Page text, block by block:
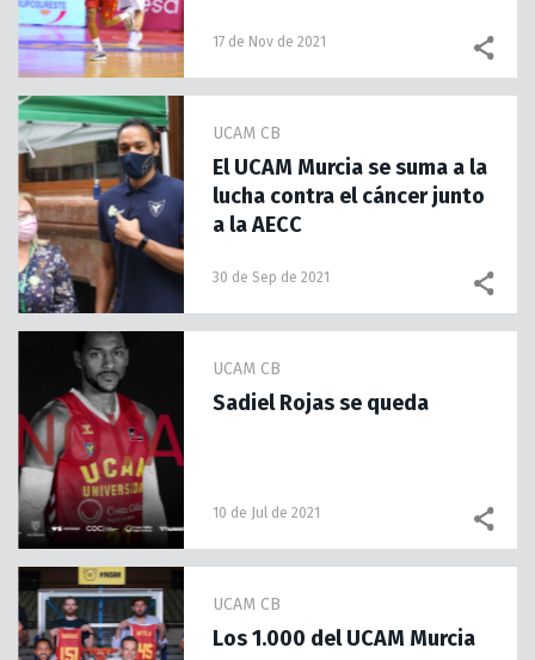
17 de Nov de 2021
UCAM CB
El UCAM Murcia se suma a la
lucha contra el cáncer junto
a la AECC
30 de Sep de 2021
UCAM CB
Sadiel Rojas se queda
10 de Jul de 2021
UCAM CB
Los 1.000 del UCAM Murcia